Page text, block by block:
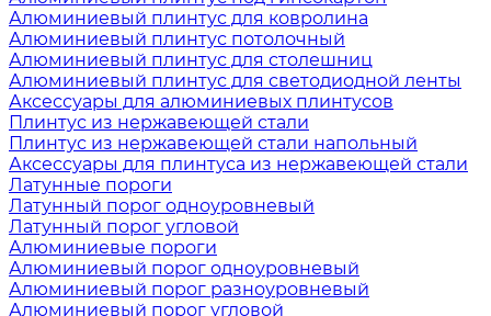
Алюминиевый плинтус для ковролина
Алюминиевый плинтус потолочный
Алюминиевый плинтус для столешниц
Алюминиевый плинтус для светодиодной ленты
Аксессуары для алюминиевых плинтусов
Плинтус из нержавеющей стали
Плинтус из нержавеющей стали напольный
Аксессуары для плинтуса из нержавеющей стали
Латунные пороги
Латунный порог одноуровневый
Латунный порог угловой
Алюминиевые пороги
Алюминиевый порог одноуровневый
Алюминиевый порог разноуровневый
Алюминиевый порог угловой